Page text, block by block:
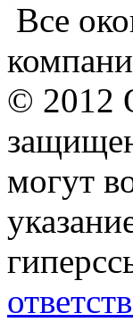
Все
© 2012
могут